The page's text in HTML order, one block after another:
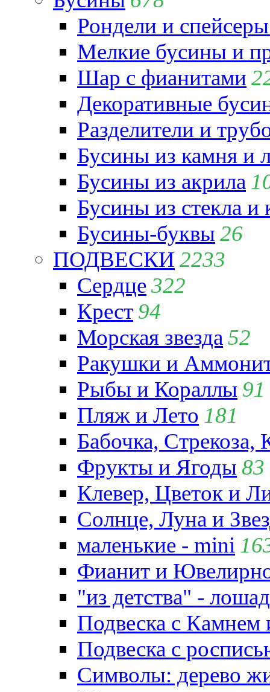
Рондели и
Мелкие бусины и
Шар с фианитами
Декоративные
Разделители и
Бусины из камня и
Бусины из акрила
Бусины из стекла и
Бусины-буквы 26
ПОДВЕСКИ 2233
Сердце322
Крест 94
Морская звезда 52
Ракушки и
Рыбы и Кораллы 91
Пляж и Лето 181
Бабочка,
Фрукты и Ягоды 83
Клевер, Цветок и
Солнце, Луна и
маленькие - mini
Фианит и
"из детства" -
Подвеска с
Подвеска с
Символы: дерево